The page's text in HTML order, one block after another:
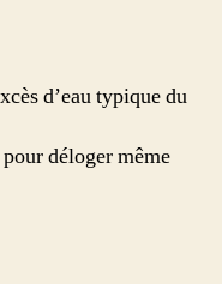
d’eau typique du
déloger même